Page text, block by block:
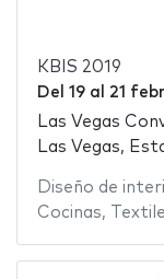
KBIS 2019
Del 19al 21
Las Vegas
Las Vegas,
Diseño de
Cocinas,